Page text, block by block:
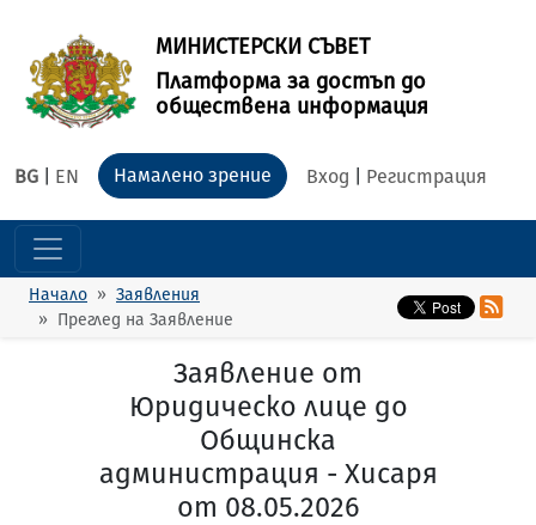
МИНИСТЕРСКИ СЪВЕТ
Платформа за достъп до
обществена информация
BG EN Вход Регистрация
Намалено зрение
Начало
Заявления
Преглед на Заявление
Заявление от
Юридическо лице до
Общинска
администрация - Хисаря
от 08.05.2026